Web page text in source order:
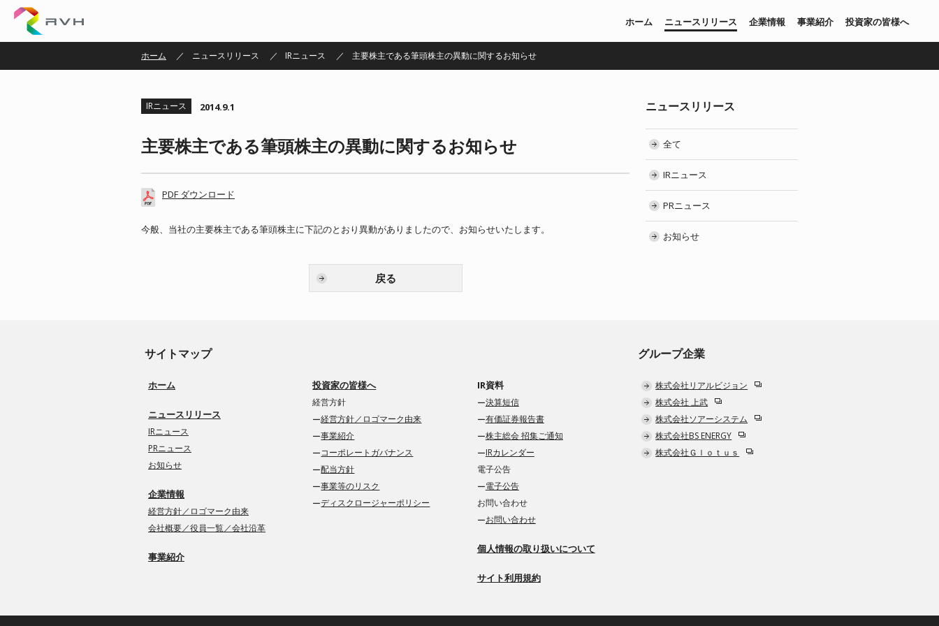
ホーム ニュースリリース 企業情報 事業紹介 投資家の皆様へ
ホーム ニュースリリース IRニュース 主要株主である筆頭株主の異動に関するお知らせ
IRニュース 2014.9.1
主要株主である筆頭株主の異動に関するお知らせ
PDF ダウンロード
今般、当社の主要株主である筆頭株主に下記のとおり異動がありましたので、お知らせいたします。
戻る
ニュースリリース
全て
IRニュース
PRニュース
お知らせ
サイトマップ
ホーム
ニュースリリース
IRニュース
PRニュース
お知らせ
企業情報
経営方針／ロゴマーク由来
会社概要／役員一覧／会社沿革
事業紹介
投資家の皆様へ
経営方針
経営方針／ロゴマーク由来
事業紹介
コーポレートガバナンス
配当方針
事業等のリスク
ディスクロージャーポリシー
IR資料
決算短信
有価証券報告書
株主総会 招集ご通知
IRカレンダー
電子公告
電子公告
お問い合わせ
お問い合わせ
個人情報の取り扱いについて
サイト利用規約
グループ企業
株式会社リアルビジョン
株式会社 上武
株式会社ソアーシステム
株式会社BS ENERGY
株式会社Ｇｌｏｔｕｓ